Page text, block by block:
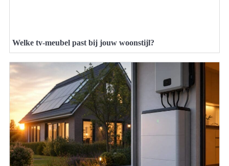
Welke tv-meubel past bij jouw woonstijl?